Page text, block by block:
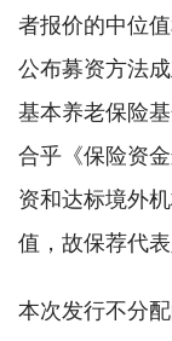
者报价的中位
公布募资方法
基本养老保险
合乎《保险资
资和达标境外
值，故保荐代
本次发行不分